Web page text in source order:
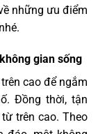
những ưu điểm
gian sống
cao để ngắm
Đồng thời, tận
trên cao. Theo